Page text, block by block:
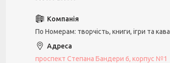
По Номерам: творчість, книги, ігри та кава
проспект Степана Бандери 6, корпус №1